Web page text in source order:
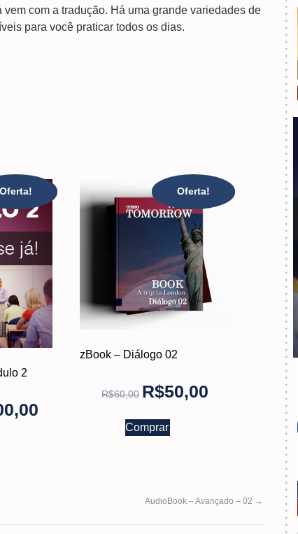
vem com a tradução. Há uma grande variedades de
para você praticar todos os dias.
Oferta!
2
Oferta!
zBook – Diálogo 02
R$60,00 R$50,00
Comprar
AudioBook – Avançado – 02 →